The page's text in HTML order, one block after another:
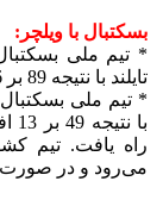
بسکتبال با ویلچر:
* تیم ملی
تایلند با نتیجه 89 بر 56 به پیروزی رسید.
* تیم ملی بسکتبال
می‌رود و در صورت